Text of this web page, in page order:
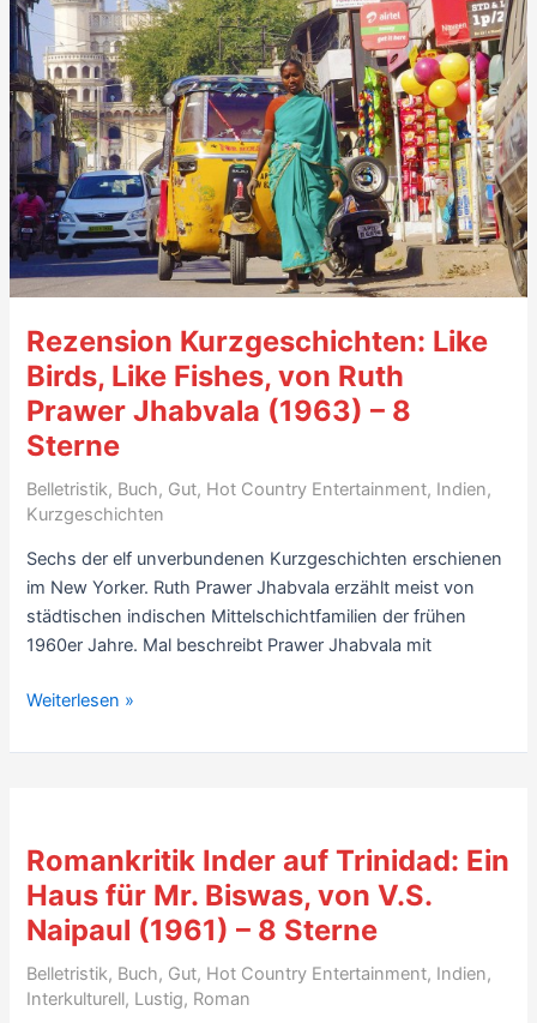
Rezension Kurzgeschichten: Like
Birds, Like Fishes, von Ruth
Prawer Jhabvala (1963) – 8
Sterne
Belletristik, Buch, Gut, Hot Country Entertainment, Indien,
Kurzgeschichten
Sechs der elf unverbundenen Kurzgeschichten erschienen
im New Yorker. Ruth Prawer Jhabvala erzählt meist von
städtischen indischen Mittelschichtfamilien der frühen
1960er Jahre. Mal beschreibt Prawer Jhabvala mit
Rezension
Like
von
Ruth
Prawer
(1963)
Weiterlesen »
Romankritik Inder auf Trinidad: Ein
Haus für Mr. Biswas, von V.S.
Naipaul (1961) – 8 Sterne
Belletristik, Buch, Gut, Hot Country Entertainment, Indien,
Interkulturell, Lustig, Roman